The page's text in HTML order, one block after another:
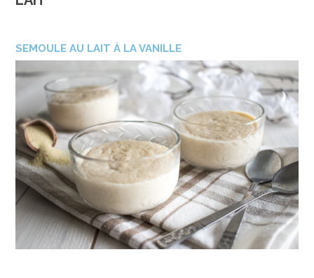
SEMOULE AU LAIT À LA VANILLE